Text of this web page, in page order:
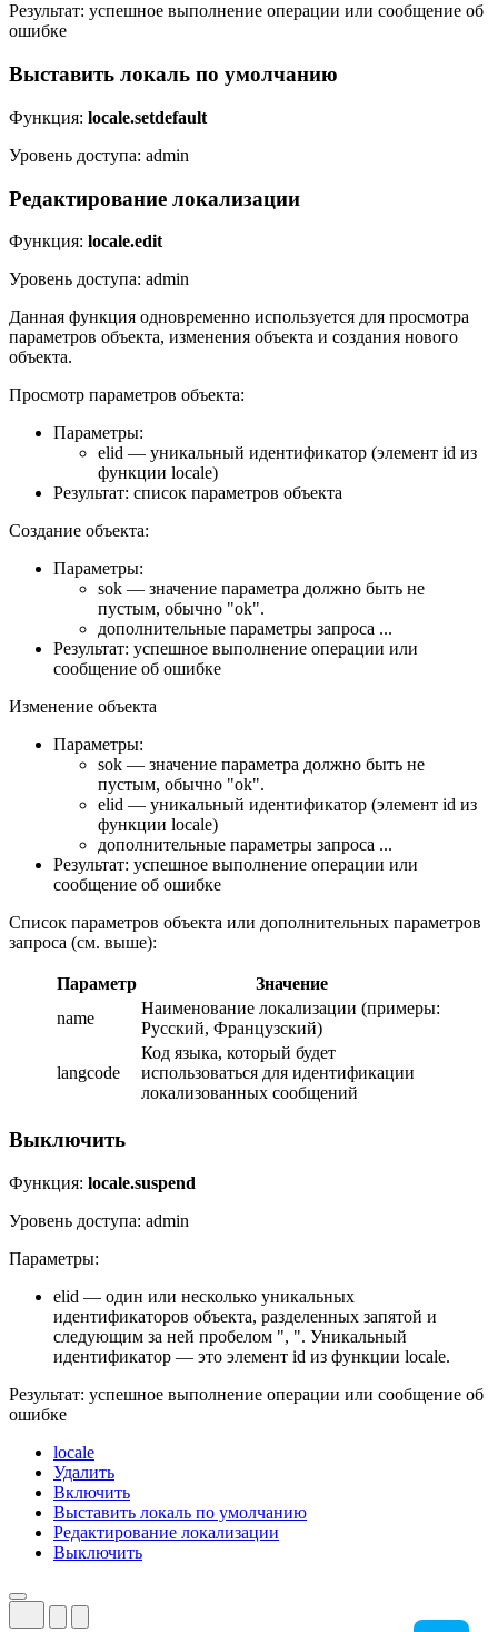
Результат: успешное выполнение операции или сообщение об
ошибке
Выставить локаль по умолчанию
Функция: locale.setdefault
Уровень доступа: admin
Редактирование локализации
Функция: locale.edit
Уровень доступа: admin
Данная функция одновременно используется для просмотра
параметров объекта, изменения объекта и создания нового
объекта.
Просмотр параметров объекта:
Параметры:
elid — уникальный идентификатор (элемент id из
функции locale)
Результат: список параметров объекта
Создание объекта:
Параметры:
sok — значение параметра должно быть не
пустым, обычно "ok".
дополнительные параметры запроса ...
Результат: успешное выполнение операции или
сообщение об ошибке
Изменение объекта
Параметры:
sok — значение параметра должно быть не
пустым, обычно "ok".
elid — уникальный идентификатор (элемент id из
функции locale)
дополнительные параметры запроса ...
Результат: успешное выполнение операции или
сообщение об ошибке
Список параметров объекта или дополнительных параметров
запроса (см. выше):
Параметр
Значение
name
Наименование локализации (примеры:
Русский, Французский)
langcode
Код языка, который будет
использоваться для идентификации
локализованных сообщений
Выключить
Функция: locale.suspend
Уровень доступа: admin
Параметры:
elid — один или несколько уникальных
идентификаторов объекта, разделенных запятой и
следующим за ней пробелом ", ". Уникальный
идентификатор — это элемент id из функции locale.
Результат: успешное выполнение операции или сообщение об
ошибке
locale
Удалить
Включить
Выставить локаль по умолчанию
Редактирование локализации
Выключить